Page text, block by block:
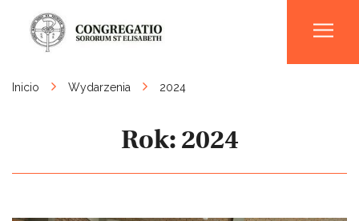
Inicio Wydarzenia 2024
Rok: 2024